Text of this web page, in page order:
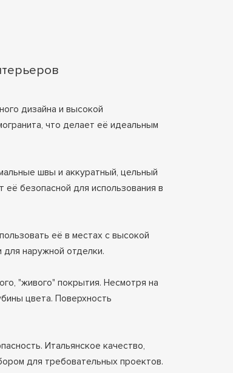
дизайна и высокой
что делает её идеальным
швы и аккуратный, цельный
её безопасной для использования в
её в местах с высокой
для наружной отделки.
"живого" покрытия. Несмотря на
цвета. Поверхность
Итальянское качество,
для требовательных проектов.